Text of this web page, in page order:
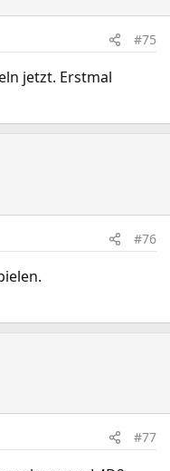
#75
jetzt. Erstmal
#76
#77